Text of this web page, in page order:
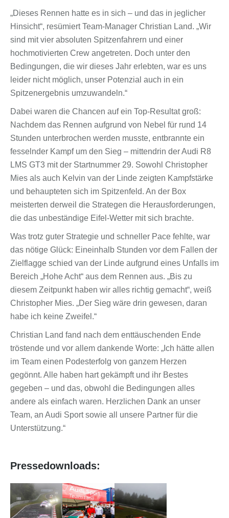
„Dieses Rennen hatte es in sich – und das in jeglicher
Hinsicht“, resümiert Team-Manager Christian Land. „Wir
sind mit vier absoluten Spitzenfahrern und einer
hochmotivierten Crew angetreten. Doch unter den
Bedingungen, die wir dieses Jahr erlebten, war es uns
leider nicht möglich, unser Potenzial auch in ein
Spitzenergebnis umzuwandeln.“
Dabei waren die Chancen auf ein Top-Resultat groß:
Nachdem das Rennen aufgrund von Nebel für rund 14
Stunden unterbrochen werden musste, entbrannte ein
fesselnder Kampf um den Sieg – mittendrin der Audi R8
LMS GT3 mit der Startnummer 29. Sowohl Christopher
Mies als auch Kelvin van der Linde zeigten Kampfstärke
und behaupteten sich im Spitzenfeld. An der Box
meisterten derweil die Strategen die Herausforderungen,
die das unbeständige Eifel-Wetter mit sich brachte.
Was trotz guter Strategie und schneller Pace fehlte, war
das nötige Glück: Eineinhalb Stunden vor dem Fallen der
Zielflagge schied van der Linde aufgrund eines Unfalls im
Bereich „Hohe Acht“ aus dem Rennen aus. „Bis zu
diesem Zeitpunkt haben wir alles richtig gemacht“, weiß
Christopher Mies. „Der Sieg wäre drin gewesen, daran
habe ich keine Zweifel.“
Christian Land fand nach dem enttäuschenden Ende
tröstende und vor allem dankende Worte: „Ich hätte allen
im Team einen Podesterfolg von ganzem Herzen
gegönnt. Alle haben hart gekämpft und ihr Bestes
gegeben – und das, obwohl die Bedingungen alles
andere als einfach waren. Herzlichen Dank an unser
Team, an Audi Sport sowie all unsere Partner für die
Unterstützung.“
Pressedownloads: